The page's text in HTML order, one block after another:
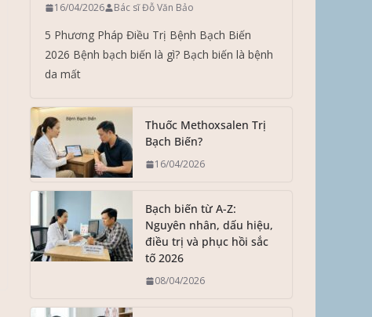
16/04/2026 Bác sĩ Đỗ Văn Bảo
5 Phương Pháp Điều Trị Bệnh Bạch Biến
2026 Bệnh bạch biến là gì? Bạch biến là bệnh
da mất
Thuốc Methoxsalen Trị
Bạch Biến?
16/04/2026
Bạch biến từ A-Z:
Nguyên nhân, dấu hiệu,
điều trị và phục hồi sắc
tố 2026
08/04/2026